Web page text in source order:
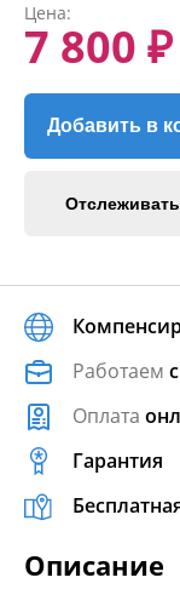
Цена:
7 800 ₽
Добавить в
Работаем
Оплата
Гарантия
Описание